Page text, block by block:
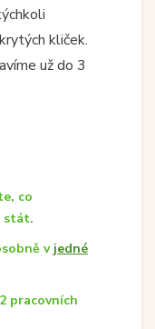
kliček.
už do 3
co
stát.
v jedné
pracovních